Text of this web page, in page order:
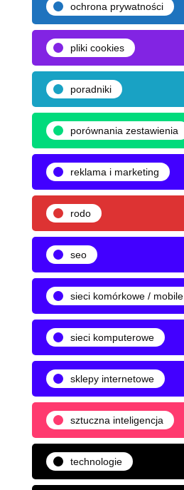
ochrona prywatności
pliki cookies
poradniki
porównania zestawienia
reklama i marketing
rodo
seo
sieci komórkowe / mobile
sieci komputerowe
sklepy internetowe
sztuczna inteligencja
technologie